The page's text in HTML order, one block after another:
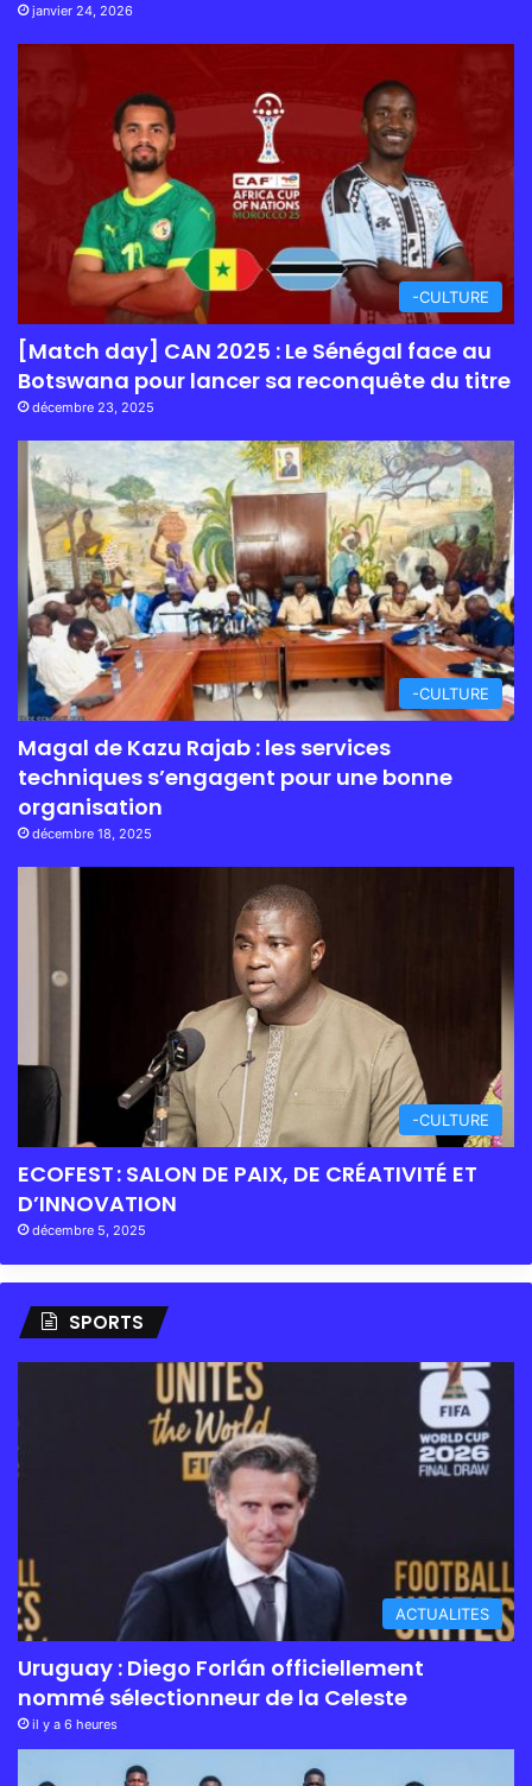
janvier 24, 2026
-CULTURE
[Match day] CAN 2025 : Le Sénégal face au
Botswana pour lancer sa reconquête du titre
décembre 23, 2025
-CULTURE
Magal de Kazu Rajab : les services
techniques s’engagent pour une bonne
organisation
décembre 18, 2025
-CULTURE
ECOFEST : SALON DE PAIX, DE CRÉATIVITÉ ET
D’INNOVATION
décembre 5, 2025
SPORTS
ACTUALITES
Uruguay : Diego Forlán officiellement
nommé sélectionneur de la Celeste
il y a 6 heures